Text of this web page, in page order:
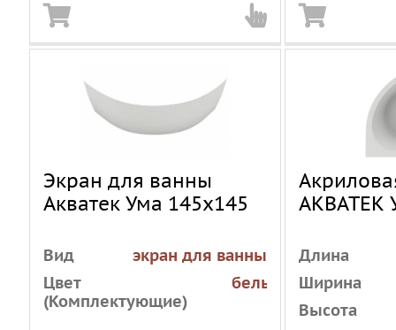
Экран для ванны
Акватек Ума 145х145
Вид
экран для ванны
Цвет
(Комплектующие)
белый
АКВАТЕК
Длина
Ширина
Высота